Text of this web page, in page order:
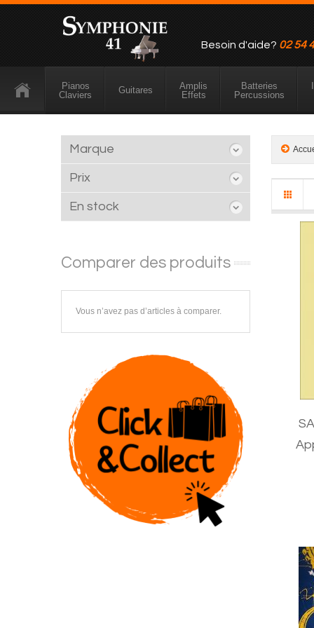
Besoin d'aide? 02 54
Pianos
Claviers
Guitares
Amplis
Effets
Batteries
Percussions
Marque
Prix
En stock
Comparer des produits
Vous n’avez pas d’articles à comparer.